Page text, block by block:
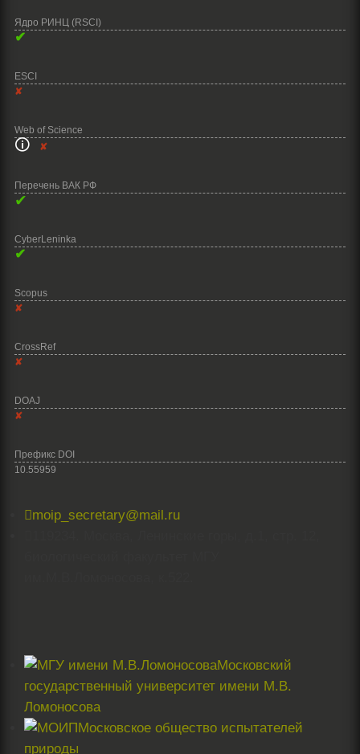
Ядро РИНЦ (RSCI)
✔
ESCI
✘
Web of Science
🛈 ✘
Перечень ВАК РФ
✔
CyberLeninka
✔
Scopus
✘
CrossRef
✘
DOAJ
✘
Префикс DOI
10.55959
moip_secretary@mail.ru
Московский
государственный университет имени М.В.
Ломоносова
Московское общество испытателей
природы